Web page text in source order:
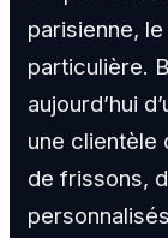
parisienne, le
particulière.
aujourd’hui
une clientèle
de frissons,